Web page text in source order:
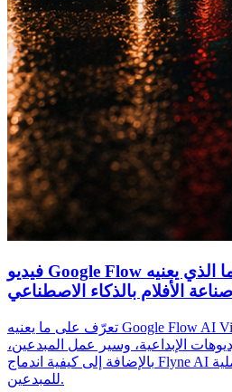
فيديو Google Flow بالذكاء الاصطناعي: ما الذي يعنيه
الأفلام بالذكاء الاصطناعي
تعرّف على ما يعنيه Google Flow AI Video لصناعة الأفلام بالذكاء
الإبداعية، وسير عمل المبدعين،
بالإضافة إلى كيفية اندماج Flyne AI في اختبارات الفيديو العملية
للمبدعين.